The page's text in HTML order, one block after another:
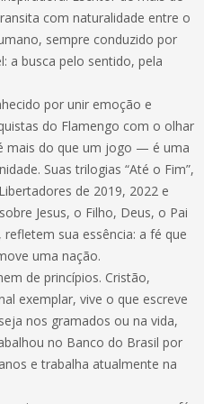
com naturalidade entre o
sempre conduzido por
a busca pelo sentido, pela
por unir emoção e
do Flamengo com o olhar
mais do que um jogo — é uma
Suas trilogias “Até o Fim”,
de 2019, 2022 e
Jesus, o Filho, Deus, o Pai
sua essência: a fé que
uma nação.
de princípios. Cristão,
exemplar, vive o que escreve
nos gramados ou na vida,
no Banco do Brasil por
e trabalha atualmente na